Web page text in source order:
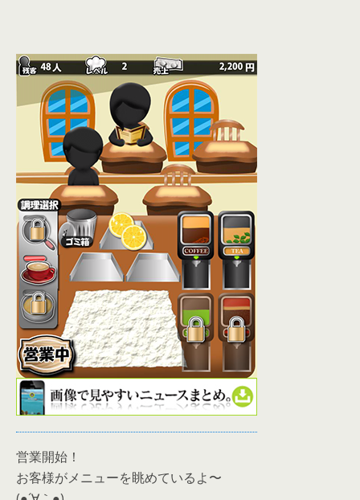
営業開始！
お客様がメニューを眺めているよ〜